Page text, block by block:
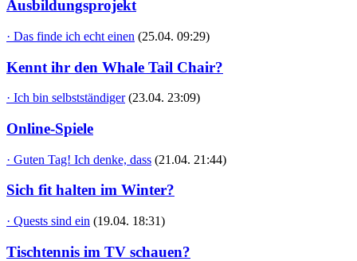
Ausbildungsprojekt
· Das finde ich echt einen (25.04. 09:29)
Kennt ihr den Whale Tail Chair?
· Ich bin selbstständiger (23.04. 23:09)
Online-Spiele
· Guten Tag! Ich denke, dass (21.04. 21:44)
Sich fit halten im Winter?
· Quests sind ein (19.04. 18:31)
Tischtennis im TV schauen?